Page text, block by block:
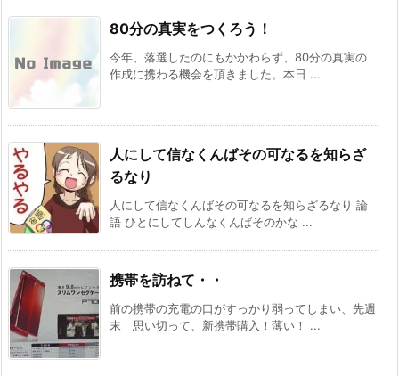
80分の真実をつくろう！
今年、落選したのにもかかわらず、80分の真実の
作成に携わる機会を頂きました。本日 ...
人にして信なくんばその可なるを知らざ
るなり
人にして信なくんばその可なるを知らざるなり 論
語 ひとにしてしんなくんばそのかな ...
携帯を訪ねて・・
前の携帯の充電の口がすっかり弱ってしまい、先週
末 思い切って、新携帯購入！薄い！ ...